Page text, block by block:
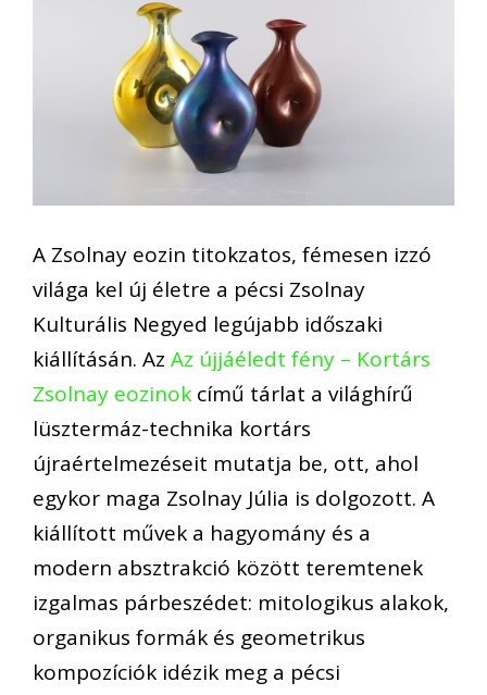
A Zsolnay eozin titokzatos, fémesen izzó
világa kel új életre a pécsi Zsolnay
Kulturális Negyed legújabb időszaki
kiállításán. Az Az újjáéledt fény – Kortárs
Zsolnay eozinok című tárlat a világhírű
lüsztermáz-technika kortárs
újraértelmezéseit mutatja be, ott, ahol
egykor maga Zsolnay Júlia is dolgozott. A
kiállított művek a hagyomány és a
modern absztrakció között teremtenek
izgalmas párbeszédet: mitologikus alakok,
organikus formák és geometrikus
kompozíciók idézik meg a pécsi